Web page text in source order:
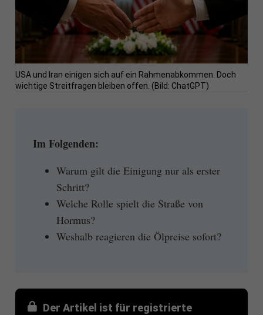
USA und Iran einigen sich auf ein Rahmenabkommen. Doch
wichtige Streitfragen bleiben offen. (Bild: ChatGPT)
Im Folgenden:
Warum gilt die Einigung nur als erster
Schritt?
Welche Rolle spielt die Straße von
Hormus?
Weshalb reagieren die Ölpreise sofort?
Der Artikel ist für registrierte